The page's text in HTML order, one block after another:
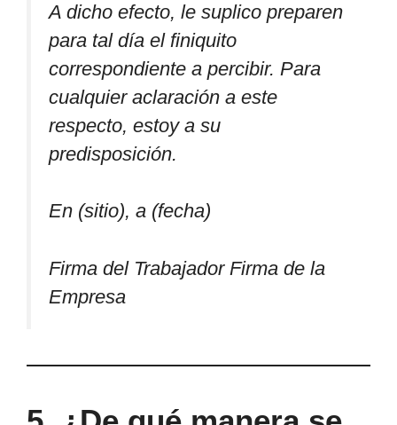
A dicho efecto, le suplico preparen
para tal día el finiquito
correspondiente a percibir. Para
cualquier aclaración a este
respecto, estoy a su
predisposición.
En (sitio), a (fecha)
Firma del Trabajador Firma de la
Empresa